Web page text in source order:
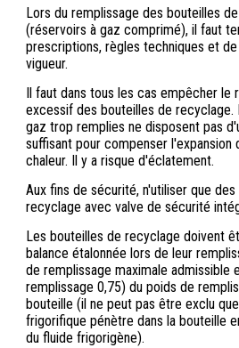
Lors du remplissage des bouteilles
(réservoirs à gaz comprimé), il faut
prescriptions, règles techniques et
vigueur.
Il faut dans tous les cas empêcher le
excessif des bouteilles de recyclage.
gaz trop remplies ne disposent pas
suffisant pour compenser l'expansion
chaleur. Il y a risque d'éclatement.
Aux fins de sécurité, n'utiliser que
recyclage avec valve de sécurité
Les bouteilles de recyclage doivent
balance étalonnée lors de leur
de remplissage maximale admissible
remplissage 0,75) du poids de
bouteille (il ne peut pas être exclu
frigorifique pénètre dans la bouteille
du fluide frigorigène).